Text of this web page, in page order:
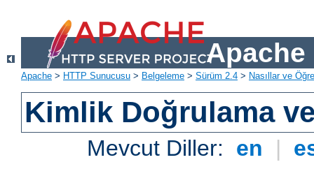
Apache
Apache > HTTP Sunucusu > Belgeleme > Sürüm 2.4 > Nasıllar ve
Kimlik Doğrulama
Mevcut Diller: en |